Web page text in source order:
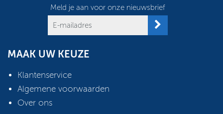
Meld je aan voor onze nieuwsbrief
MAAK UW KEUZE
Klantenservice
Algemene voorwaarden
Over ons